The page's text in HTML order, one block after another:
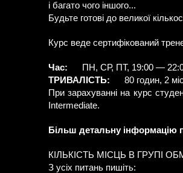
і багато чого іншого...
Будьте готові до великої
Курс веде сертифікований
Час:
ПН, СР, ПТ, 19:00 —
ТРИВАЛІСТЬ:
80 годин, 2
При зарахуванні на курс
Intermediate.
Більш детальну інформацію
КІЛЬКІСТЬ МІСЦЬ В ГРУПІ
З усіх питань пишіть: